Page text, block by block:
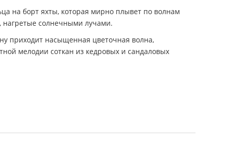
на борт яхты, которая мирно плывет по волнам
нагретые солнечными лучами.
приходит насыщенная цветочная волна,
мелодии соткан из кедровых и сандаловых